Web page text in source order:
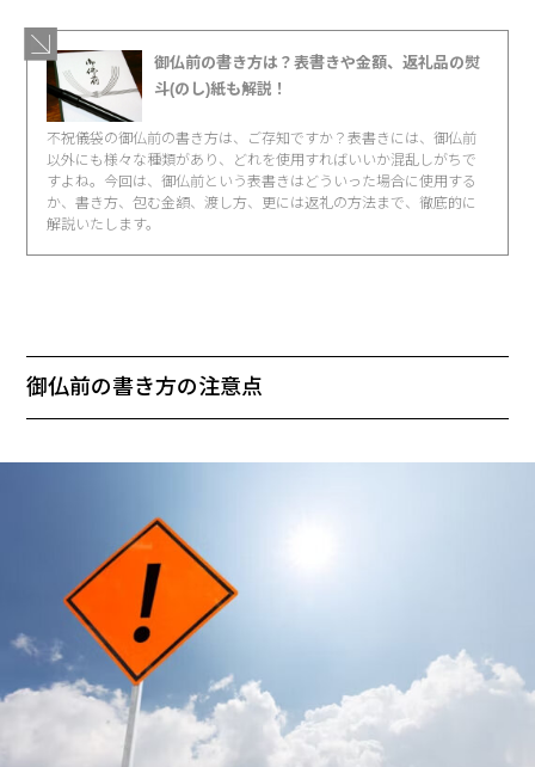
御仏前の書き方は？表書きや金額、返礼品の熨
斗(のし)紙も解説！
不祝儀袋の御仏前の書き方は、ご存知ですか？表書きには、御仏前
以外にも様々な種類があり、どれを使用すればいいか混乱しがちで
すよね。今回は、御仏前という表書きはどういった場合に使用する
か、書き方、包む金額、渡し方、更には返礼の方法まで、徹底的に
解説いたします。
御仏前の書き方の注意点